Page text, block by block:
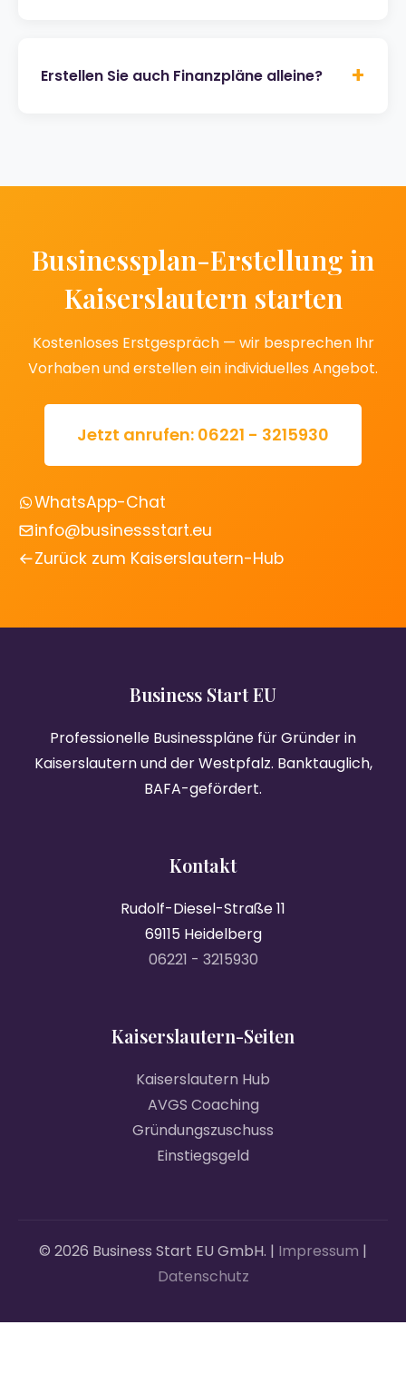
Erstellen Sie auch Finanzpläne alleine? +
Businessplan-Erstellung in
Kaiserslautern starten
Kostenloses Erstgespräch — wir besprechen Ihr
Vorhaben und erstellen ein individuelles Angebot.
Jetzt anrufen: 06221 - 3215930
WhatsApp-Chat
info@businessstart.eu
Zurück zum Kaiserslautern-Hub
Business Start EU
Professionelle Businesspläne für Gründer in
Kaiserslautern und der Westpfalz. Banktauglich,
BAFA-gefördert.
Kontakt
Rudolf-Diesel-Straße 11
69115 Heidelberg
06221 - 3215930
Kaiserslautern-Seiten
Kaiserslautern Hub
AVGS Coaching
Gründungszuschuss
Einstiegsgeld
© 2026 Business Start EU GmbH. | Impressum |
Datenschutz